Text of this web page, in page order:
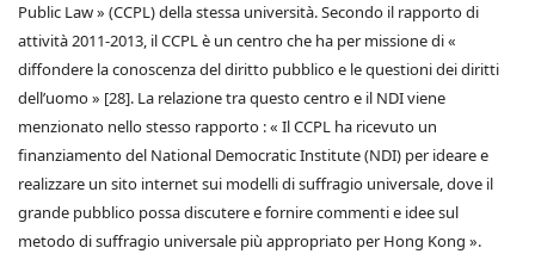
Public Law » (CCPL) della stessa università. Secondo il rapporto di
attività 2011-2013, il CCPL è un centro che ha per missione di «
diffondere la conoscenza del diritto pubblico e le questioni dei diritti
dell’uomo » [28]. La relazione tra questo centro e il NDI viene
menzionato nello stesso rapporto : « Il CCPL ha ricevuto un
finanziamento del National Democratic Institute (NDI) per ideare e
realizzare un sito internet sui modelli di suffragio universale, dove il
grande pubblico possa discutere e fornire commenti e idee sul
metodo di suffragio universale più appropriato per Hong Kong ».